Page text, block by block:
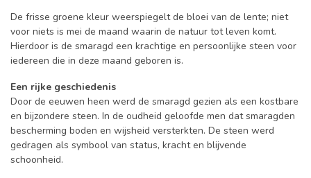
De frisse groene kleur weerspiegelt de bloei van de lente; niet
voor niets is mei de maand waarin de natuur tot leven komt.
Hierdoor is de smaragd een krachtige en persoonlijke steen voor
iedereen die in deze maand geboren is.
Een rijke geschiedenis
Door de eeuwen heen werd de smaragd gezien als een kostbare
en bijzondere steen. In de oudheid geloofde men dat smaragden
bescherming boden en wijsheid versterkten. De steen werd
gedragen als symbool van status, kracht en blijvende
schoonheid.